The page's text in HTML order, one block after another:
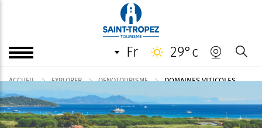
fr 29°c
ACCUEIL EXPLORER OENOTOURISME DOMAINES VITICOLES